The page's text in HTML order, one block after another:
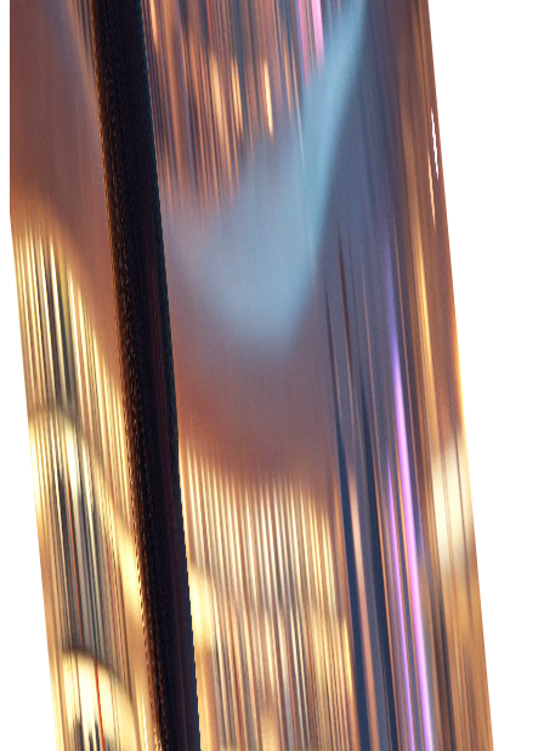
บริการลูกค้าดีขึ้น
ให้บริการลูกค้าเยี่ยมด้วยอัปเดตทันเวลาและข้อมูลที่ถูกต้อง
เกี่ยวกับสถานะคำสั่งและการจัดส่ง
กระบวนการที่คล่องตัว
ทำให้การจัดการคำสั่งง่ายขึ้นด้วยเวิร์กโฟลว์อัตโนมัติที่ลด
งานมือและเพิ่มประสิทธิภาพ
ติดตามแบบเรียลไทม์
ตรวจสอบสถานะคำสั่งแบบเรียลไทม์เพื่อให้เวลาจัดส่งแม่นยำ
และแก้ปัญหาได้ทันที
ความแม่นยำดีขึ้น
ลดข้อผิดพลาดด้วยการป้อนและประมวลผลคำสั่งอัตโนมัติ
ทำให้การเติมคำสั่งแม่นยำขึ้น